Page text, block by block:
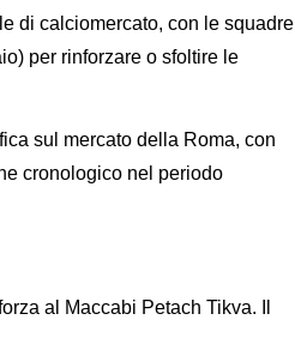
di calciomercato, con le squadre
per rinforzare o sfoltire le
sul mercato della Roma, con
cronologico nel periodo
al Maccabi Petach Tikva. Il